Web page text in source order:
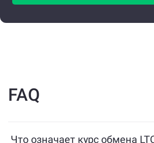
FAQ
Что означает курс обмена